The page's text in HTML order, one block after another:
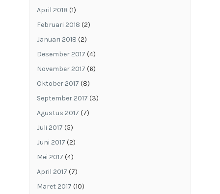
April 2018 (1)
Februari 2018 (2)
Januari 2018 (2)
Desember 2017 (4)
November 2017 (6)
Oktober 2017 (8)
September 2017 (3)
Agustus 2017 (7)
Juli 2017 (5)
Juni 2017 (2)
Mei 2017 (4)
April 2017 (7)
Maret 2017 (10)